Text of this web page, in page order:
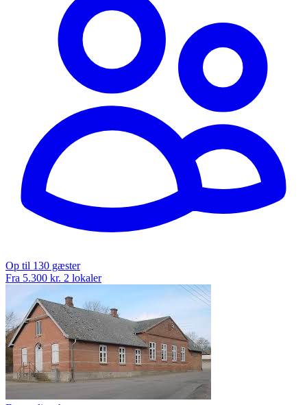
Op til 130 gæster
Fra 5.300 kr. 2 lokaler